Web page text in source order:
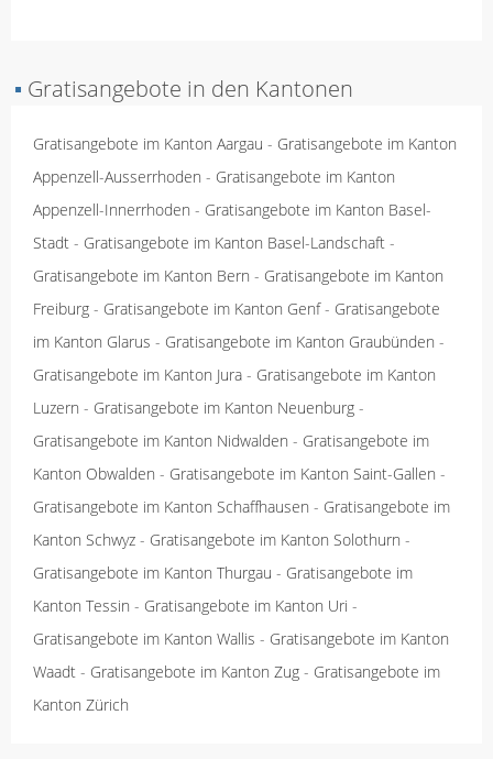
▪ Gratisangebote in den Kantonen
Gratisangebote im Kanton Aargau - Gratisangebote im Kanton
Appenzell-Ausserrhoden - Gratisangebote im Kanton
Appenzell-Innerrhoden - Gratisangebote im Kanton Basel-
Stadt - Gratisangebote im Kanton Basel-Landschaft -
Gratisangebote im Kanton Bern - Gratisangebote im Kanton
Freiburg - Gratisangebote im Kanton Genf- Gratisangebote
im Kanton Glarus - Gratisangebote im Kanton Graubünden -
Gratisangebote im Kanton Jura - Gratisangebote im Kanton
Luzern - Gratisangebote im Kanton Neuenburg -
Gratisangebote im Kanton Nidwalden - Gratisangebote im
Kanton Obwalden - Gratisangebote im Kanton Saint-Gallen -
Gratisangebote im Kanton Schaffhausen - Gratisangebote im
Kanton Schwyz - Gratisangebote im Kanton Solothurn -
Gratisangebote im Kanton Thurgau - Gratisangebote im
Kanton Tessin - Gratisangebote im Kanton Uri -
Gratisangebote im Kanton Wallis - Gratisangebote im Kanton
Waadt - Gratisangebote im Kanton Zug - Gratisangebote im
Kanton Zürich